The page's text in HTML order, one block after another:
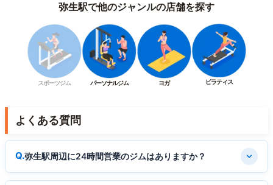
弥生駅で他のジャンルの店舗を探す
スポーツジム パーソナルジム ヨガ ピラティス
よくある質問
弥生駅周辺に24時間営業のジムはありますか？